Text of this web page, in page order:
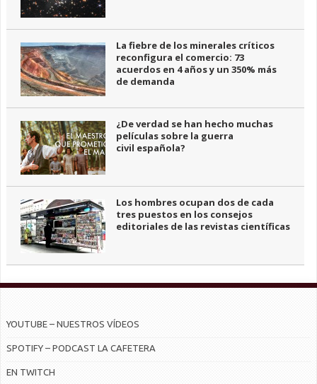
La fiebre de los minerales críticos
reconfigura el comercio: 73
acuerdos en 4 años y un 350% más
de demanda
¿De verdad se han hecho muchas
películas sobre la guerra
civil española?
Los hombres ocupan dos de cada
tres puestos en los consejos
editoriales de las revistas científicas
YOUTUBE – NUESTROS VÍDEOS
SPOTIFY – PODCAST LA CAFETERA
EN TWITCH